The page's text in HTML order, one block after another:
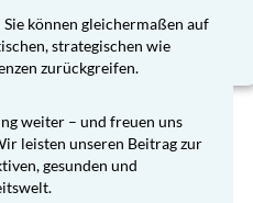
können gleichermaßen auf
strategischen wie
zurückgreifen.
weiter – und freuen uns
leisten unseren Beitrag zur
gesunden und